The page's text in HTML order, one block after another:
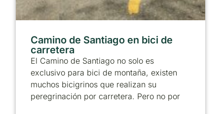
Camino de Santiago en bici de
carretera
El Camino de Santiago no solo es
exclusivo para bici de montaña, existen
muchos bicigrinos que realizan su
peregrinación por carretera. Pero no por